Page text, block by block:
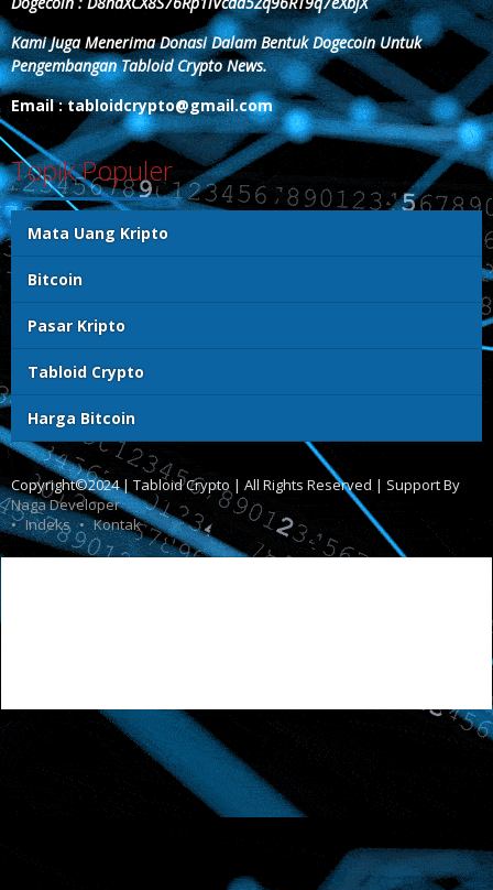
Kami Juga Menerima Donasi Dalam Bentuk Dogecoin Untuk
Pengembangan Tabloid Crypto News.
Email : tabloidcrypto@gmail.com
Topik Populer
Mata Uang Kripto
Bitcoin
Pasar Kripto
Tabloid Crypto
Harga Bitcoin
Copyright©2024 | Tabloid Crypto | All Rights Reserved | Support By
Naga Developer
Indeks
Kontak